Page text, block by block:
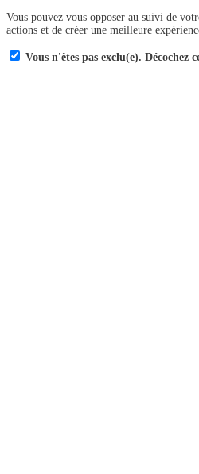
Vous pouvez vous opposer au suivi de
actions et de créer une meilleure
Vous n'êtes pas exclu(e). Décochez